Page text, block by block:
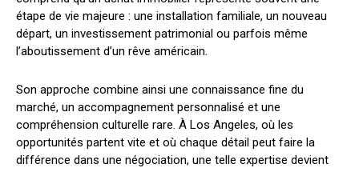
étape de vie majeure : une installation familiale, un nouveau
départ, un investissement patrimonial ou parfois même
l’aboutissement d’un rêve américain.
Son approche combine ainsi une connaissance fine du
marché, un accompagnement personnalisé et une
compréhension culturelle rare. À Los Angeles, où les
opportunités partent vite et où chaque détail peut faire la
différence dans une négociation, une telle expertise devient